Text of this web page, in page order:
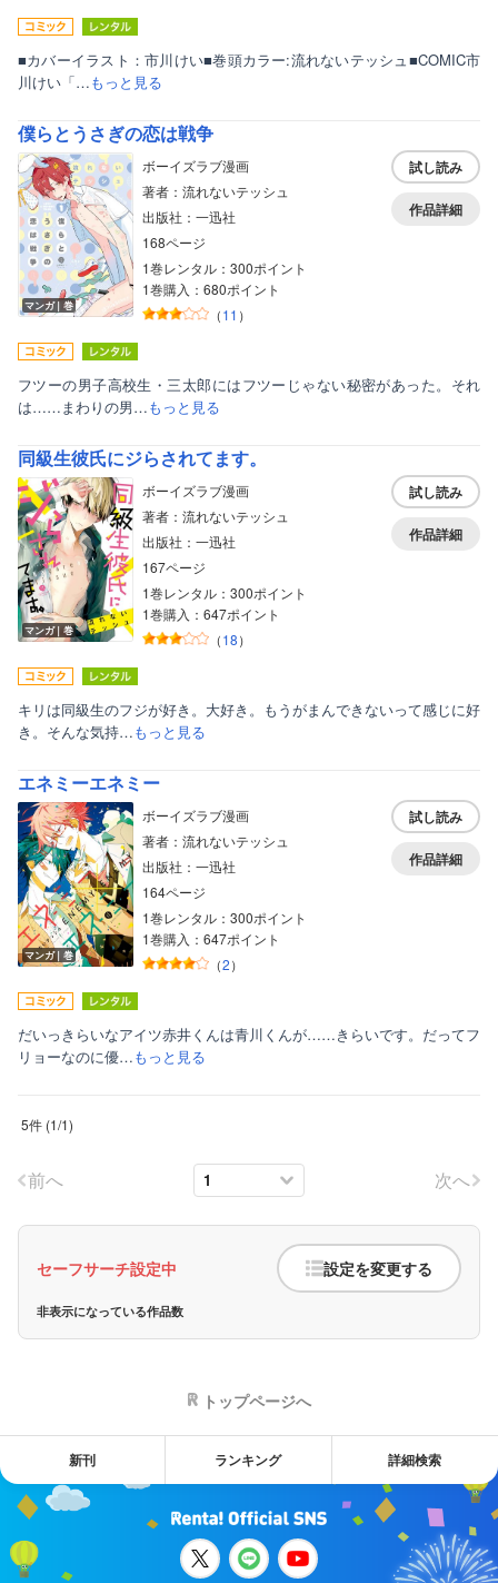
■カバーイラスト：市川けい■巻頭カラー:流れないテッシュ■COMIC市
川けい「…もっと見る
僕らとうさぎの恋は戦争
マンガ｜巻
ボーイズラブ漫画
著者：流れないテッシュ
出版社：一迅社
168ページ
1巻レンタル：300ポイント
1巻購入：680ポイント
（11 ）
試し読み
作品詳細
フツーの男子高校生・三太郎にはフツーじゃない秘密があった。それ
は……まわりの男…もっと見る
同級生彼氏にジらされてます。
マンガ｜巻
ボーイズラブ漫画
著者：流れないテッシュ
出版社：一迅社
167ページ
1巻レンタル：300ポイント
1巻購入：647ポイント
（18）
試し読み
作品詳細
キリは同級生のフジが好き。大好き。もうがまんできないって感じに好
き。そんな気持…もっと見る
エネミーエネミー
マンガ｜巻
ボーイズラブ漫画
著者：流れないテッシュ
出版社：一迅社
164ページ
1巻レンタル：300ポイント
1巻購入：647ポイント
（2）
試し読み
作品詳細
だいっきらいなアイツ赤井くんは青川くんが……きらいです。だってフ
リョーなのに優…もっと見る
5件 (1/1)
前へ 次へ
セーフサーチ設定中 設定を変更する
非表示になっている作品数
ティーンズラブ
美女・美少女
女性写真集
トップページへ
新刊 ランキング 詳細検索